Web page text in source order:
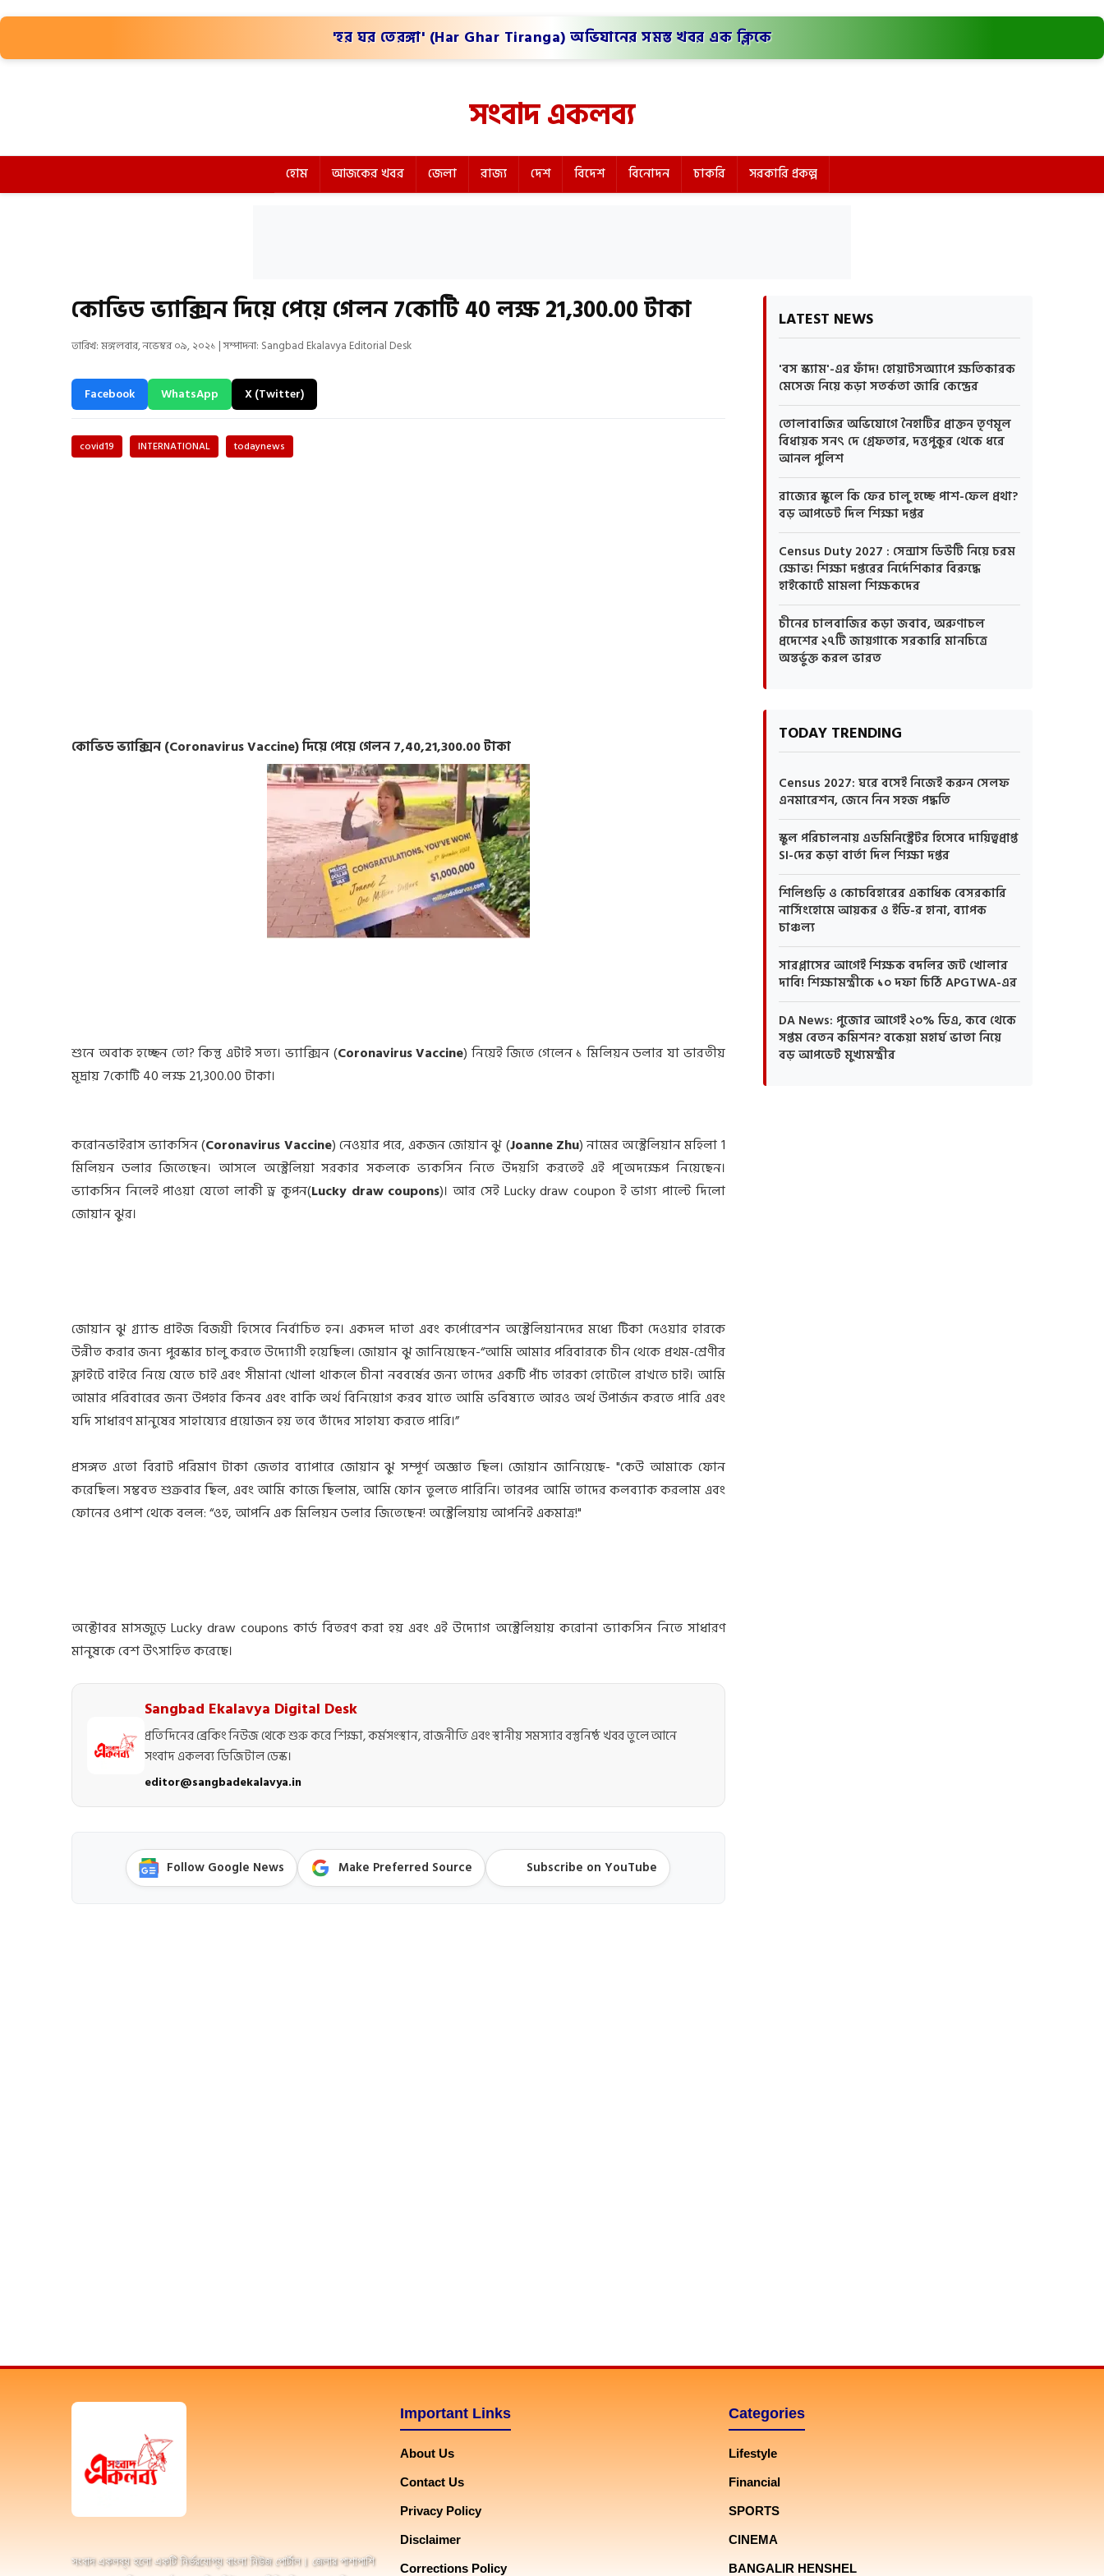
'হর ঘর তেরঙ্গা' (Har Ghar Tiranga) অভিযানের সমস্ত খবর এক ক্লিকে
সংবাদ একলব্য
হোম আজকের খবর জেলা রাজ্য দেশ বিদেশ বিনোদন চাকরি সরকারি প্রকল্প
কোভিড ভ্যাক্সিন দিয়ে পেয়ে গেলন 7কোটি 40 লক্ষ 21,300.00 টাকা
তারিখ: মঙ্গলবার, নভেম্বর ০৯, ২০২১ | সম্পাদনা: Sangbad Ekalavya Editorial Desk
Facebook WhatsApp X (Twitter)
covid19 INTERNATIONAL todaynews
কোভিড ভ্যাক্সিন (Coronavirus Vaccine) দিয়ে পেয়ে গেলন 7,40,21,300.00 টাকা
শুনে অবাক হচ্ছেন তো? কিন্তু এটাই সত্য। ভ্যাক্সিন (Coronavirus Vaccine) নিয়েই জিতে গেলেন ১ মিলিয়ন ডলার যা ভারতীয়
মূদ্রায় 7কোটি 40 লক্ষ 21,300.00 টাকা।
করোনভাইরাস ভ্যাকসিন (Coronavirus Vaccine) নেওয়ার পরে, একজন জোয়ান ঝু (Joanne Zhu) নামের অস্ট্রেলিয়ান মহিলা 1
মিলিয়ন ডলার জিতেছেন। আসলে অস্ট্রেলিয়া সরকার সকলকে ভ্যকসিন নিতে উদয়গি করতেই এই প[অদক্ষেপ নিয়েছেন।
ভ্যাকসিন নিলেই পাওয়া যেতো লাকী ড্র কুপন(Lucky draw coupons)। আর সেই Lucky draw coupon ই ভাগ্য পাল্টে দিলো
জোয়ান ঝুর।
জোয়ান ঝু গ্র্যান্ড প্রাইজ বিজয়ী হিসেবে নির্বাচিত হন। একদল দাতা এবং কর্পোরেশন অস্ট্রেলিয়ানদের মধ্যে টিকা দেওয়ার হারকে
উন্নীত করার জন্য পুরস্কার চালু করতে উদ্যোগী হয়েছিল। জোয়ান ঝু জানিয়েছেন-“আমি আমার পরিবারকে চীন থেকে প্রথম-শ্রেণীর
ফ্লাইটে বাইরে নিয়ে যেতে চাই এবং সীমানা খোলা থাকলে চীনা নববর্ষের জন্য তাদের একটি পাঁচ তারকা হোটেলে রাখতে চাই। আমি
আমার পরিবারের জন্য উপহার কিনব এবং বাকি অর্থ বিনিয়োগ করব যাতে আমি ভবিষ্যতে আরও অর্থ উপার্জন করতে পারি এবং
যদি সাধারণ মানুষের সাহায্যের প্রয়োজন হয় তবে তাঁদের সাহায্য করতে পারি।”
প্রসঙ্গত এতো বিরাট পরিমাণ টাকা জেতার ব্যাপারে জোয়ান ঝু সম্পূর্ণ অজ্ঞাত ছিল। জোয়ান জানিয়েছে- "কেউ আমাকে ফোন
করেছিল। সম্ভবত শুক্রবার ছিল, এবং আমি কাজে ছিলাম, আমি ফোন তুলতে পারিনি। তারপর আমি তাদের কলব্যাক করলাম এবং
ফোনের ওপাশ থেকে বলল: “ওহ, আপনি এক মিলিয়ন ডলার জিতেছেন! অস্ট্রেলিয়ায় আপনিই একমাত্র!"
অক্টোবর মাসজুড়ে Lucky draw coupons কার্ড বিতরণ করা হয় এবং এই উদ্যোগ অস্ট্রেলিয়ায় করোনা ভ্যাকসিন নিতে সাধারণ
মানুষকে বেশ উৎসাহিত করেছে।
Sangbad Ekalavya Digital Desk
প্রতিদিনের ব্রেকিং নিউজ থেকে শুরু করে শিক্ষা, কর্মসংস্থান, রাজনীতি এবং স্থানীয় সমস্যার বস্তুনিষ্ঠ খবর তুলে আনে
সংবাদ একলব্য ডিজিটাল ডেস্ক।
editor@sangbadekalavya.in
Follow Google News Make Preferred Source Subscribe on YouTube
LATEST NEWS
'বস স্ক্যাম'-এর ফাঁদ! হোয়াটসঅ্যাপে ক্ষতিকারক
মেসেজ নিয়ে কড়া সতর্কতা জারি কেন্দ্রের
তোলাবাজির অভিযোগে নৈহাটির প্রাক্তন তৃণমূল
বিধায়ক সনৎ দে গ্রেফতার, দত্তপুকুর থেকে ধরে
আনল পুলিশ
রাজ্যের স্কুলে কি ফের চালু হচ্ছে পাশ-ফেল প্রথা?
বড় আপডেট দিল শিক্ষা দপ্তর
Census Duty 2027 : সেন্সাস ডিউটি নিয়ে চরম
ক্ষোভ! শিক্ষা দপ্তরের নির্দেশিকার বিরুদ্ধে
হাইকোর্টে মামলা শিক্ষকদের
চীনের চালবাজির কড়া জবাব, অরুণাচল
প্রদেশের ২৭টি জায়গাকে সরকারি মানচিত্রে
অন্তর্ভুক্ত করল ভারত
TODAY TRENDING
Census 2027: ঘরে বসেই নিজেই করুন সেলফ
এনমারেশন, জেনে নিন সহজ পদ্ধতি
স্কুল পরিচালনায় এডমিনিস্ট্রেটর হিসেবে দায়িত্বপ্রাপ্ত
SI-দের কড়া বার্তা দিল শিক্ষা দপ্তর
শিলিগুড়ি ও কোচবিহারের একাধিক বেসরকারি
নার্সিংহোমে আয়কর ও ইডি-র হানা, ব্যাপক
চাঞ্চল্য
সারপ্লাসের আগেই শিক্ষক বদলির জট খোলার
দাবি! শিক্ষামন্ত্রীকে ১০ দফা চিঠি APGTWA-এর
DA News: পুজোর আগেই ২০% ডিএ, কবে থেকে
সপ্তম বেতন কমিশন? বকেয়া মহার্ঘ ভাতা নিয়ে
বড় আপডেট মুখ্যমন্ত্রীর
সংবাদ একলব্য হলো একটি নির্ভরযোগ্য বাংলা নিউজ পোর্টাল। জেলার পাশাপাশি
Important Links
About Us
Contact Us
Privacy Policy
Disclaimer
Corrections Policy
Categories
Lifestyle
Financial
SPORTS
CINEMA
BANGALIR HENSHEL